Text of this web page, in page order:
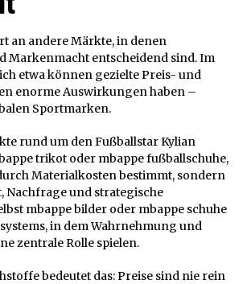
an andere Märkte, in denen
Markenmacht entscheidend sind. Im
etwa können gezielte Preis- und
enorme Auswirkungen haben –
Sportmarken.
rund um den Fußballstar Kylian
trikot oder mbappe fußballschuhe,
Materialkosten bestimmt, sondern
Nachfrage und strategische
mbappe bilder oder mbappe schuhe
in dem Wahrnehmung und
zentrale Rolle spielen.
bedeutet das: Preise sind nie rein